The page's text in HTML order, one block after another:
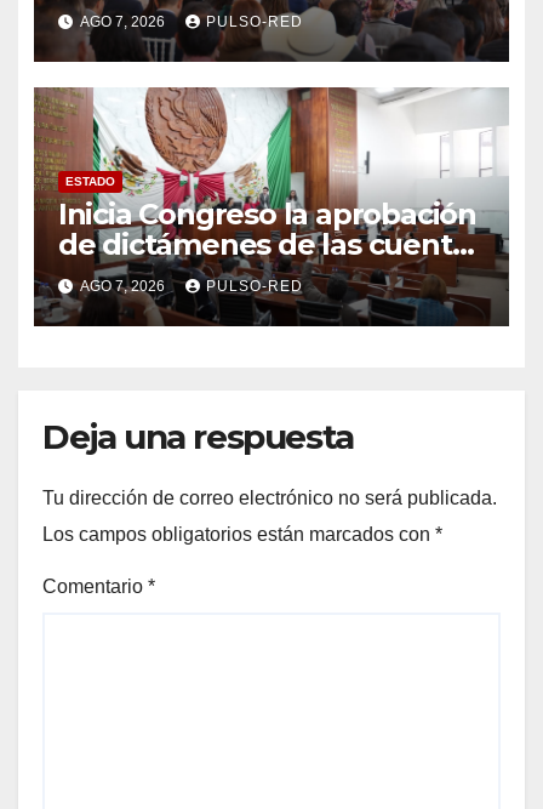
tasa de delitos en el país
AGO 7, 2026 PULSO-RED
ESTADO
Inicia Congreso la aprobación
de dictámenes de las cuentas
públicas de entes
fiscalizables del ejercicio
fiscal 2025
AGO 7, 2026 PULSO-RED
Deja una respuesta
Tu dirección de correo electrónico no será publicada.
Los campos obligatorios están marcados con *
Comentario *